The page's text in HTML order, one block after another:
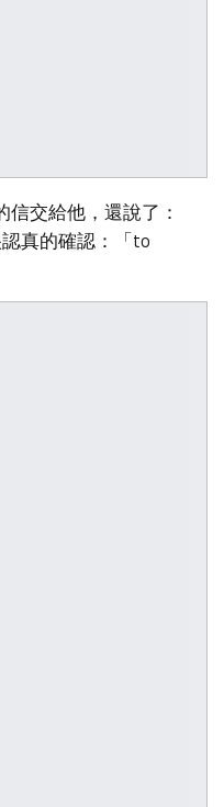
交給他，還說了：
認真的確認：「to